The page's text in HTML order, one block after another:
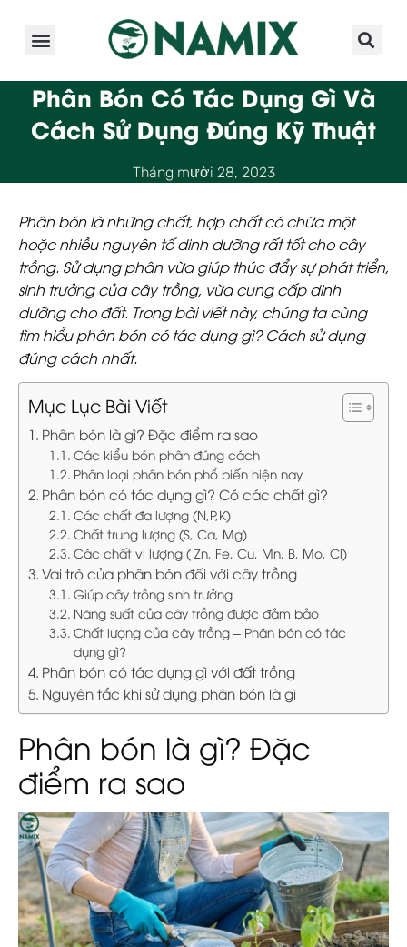
Phân Bón Có Tác Dụng Gì Và
Cách Sử Dụng Đúng Kỹ Thuật
Tháng mười 28, 2023
Phân bón là những chất, hợp chất có chứamột
hoặc nhiều nguyên tố dinh dưỡngrất tốt cho cây
trồng. Sử dụng phân vừa giúp thúc đẩy sự phát triển,
sinh trưởng của cây trồng, vừa cung cấp dinh
dưỡng cho đất. Trong bài viết này, chúng ta cùng
tìm hiểu phân bón có tác dụng gì? Cách sử dụng
đúng cách nhất.
Mục Lục Bài Viết
Phân bón là gì? Đặc điểm ra sao
Các kiểu bón phân đúng cách
Phân loại phân bón phổ biến hiện nay
Phân bón có tác dụng gì? Có các chất gì?
Các chất đa lượng (N,P,K)
Chất trung lượng (S, Ca, Mg)
Các chất vi lượng ( Zn, Fe, Cu, Mn, B, Mo, Cl)
Vai trò của phân bón đối với cây trồng
Giúp cây trồng sinh trưởng
Năng suất của cây trồng được đảm bảo
Chất lượng của cây trồng – Phân bón có tác
dụng gì?
Phân bón có tác dụng gì với đất trồng
Nguyên tắc khi sử dụng phân bón là gì
Phân bón là gì? Đặc
điểm ra sao